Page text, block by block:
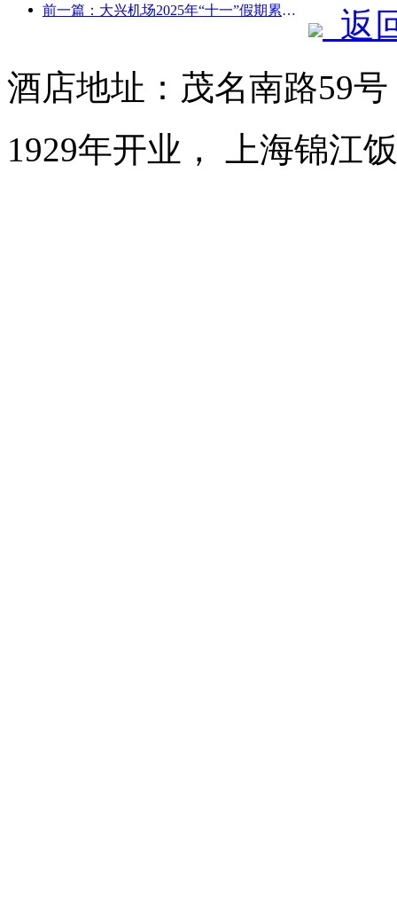
前一篇：大兴机场2025年“十一”假期累计运送旅客130万余人次
返
酒店地址：茂名南路59
1929年开业， 上海锦